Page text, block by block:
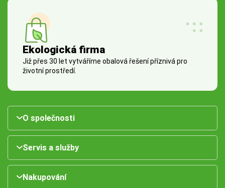
Ekologická firma
Již přes 30 let vytváříme obalová řešení příznivá pro
životní prostředí.
O společnosti
Servis a služby
Nakupování